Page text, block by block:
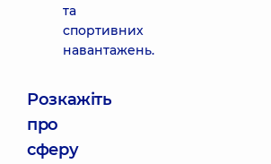
та
спортивних
навантажень.
Розкажіть
про
сферу